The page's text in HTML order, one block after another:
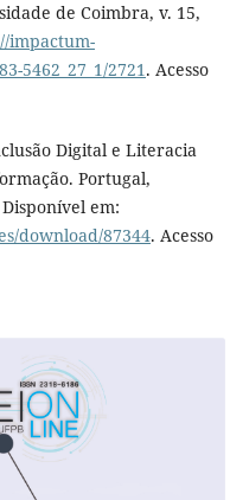
de Coimbra, v. 15,
impactum-
5462_27_1/2721. Acesso
Digital e Literacia
Portugal,
em:
download/87344. Acesso